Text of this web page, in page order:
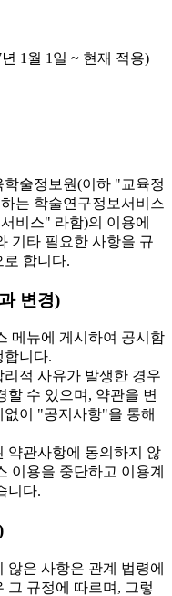
1월 1일 ~ 현재 적용)
술정보원(이하 "교육정
는 학술연구정보서비스
비스" 라함)의 이용에
기타 필요한 사항을 규
로 합니다.
변경)
메뉴에 게시하여 공시함
합니다.
적 사유가 발생한 경우
할 수 있으며, 약관을 변
이 "공지사항"을 통해
관사항에 동의하지 않
이용을 중단하고 이용계
니다.
않은 사항은 관계 법령에
그 규정에 따르며, 그렇